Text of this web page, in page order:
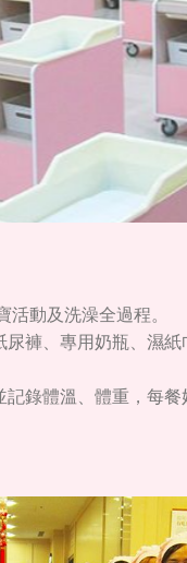
動及洗澡全過程。
褲、專用奶瓶、濕紙
錄體溫、體重，每餐